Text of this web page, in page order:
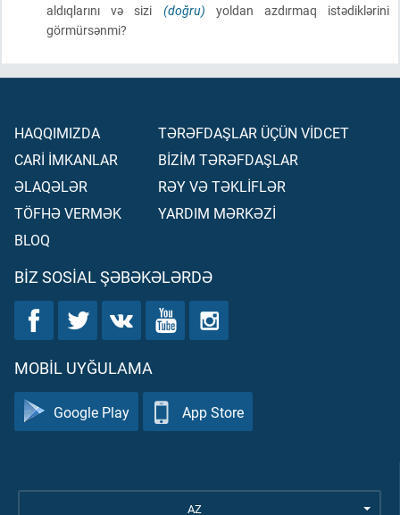
aldıqlarını və sizi (doğru) yoldan azdırmaq istədiklərini
görmürsənmi?
HAQQIMIZDA
CARİ İMKANLAR
ƏLAQƏLƏR
TÖFHƏ VERMƏK
BLOQ
TƏRƏFDAŞLAR ÜÇÜN VİDCET
BİZİM TƏRƏFDAŞLAR
RƏY VƏ TƏKLİFLƏR
YARDIM MƏRKƏZİ
BIZ SOSIAL ŞƏBƏKƏLƏRDƏ
MOBIL UYĞULAMA
Google Play App Store
AZ